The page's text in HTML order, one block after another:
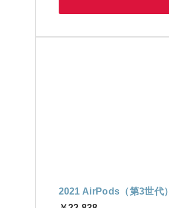
2021 AirPods（第3世代）